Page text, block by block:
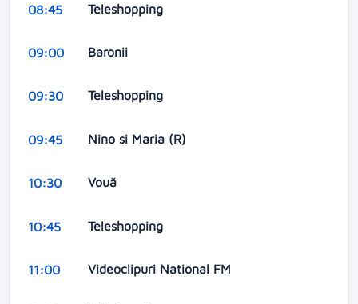
08:45 Teleshopping
09:00 Baronii
09:30 Teleshopping
09:45 Nino si Maria (R)
10:30 Vouă
10:45 Teleshopping
11:00 Videoclipuri National FM